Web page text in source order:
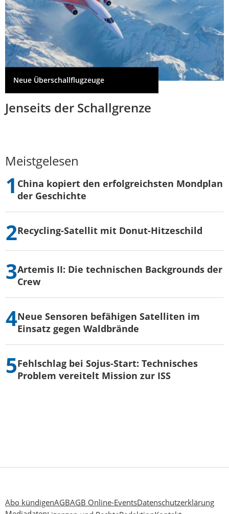
Neue Überschallflugzeuge
Jenseits der Schallgrenze
Meistgelesen
China kopiert den erfolgreichsten Mondplan
der Geschichte
Recycling-Satellit mit Donut-Hitzeschild
Artemis II: Die technischen Backgrounds der
Crew
Neue Sensoren befähigen Satelliten im
Einsatz gegen Waldbrände
Fehlschlag bei Sojus-Start: Technisches
Problem vereitelt Mission zur ISS
Abo kündigenAGBAGB Online-EventsDatenschutzerklärung